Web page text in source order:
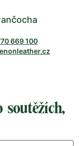
669 100